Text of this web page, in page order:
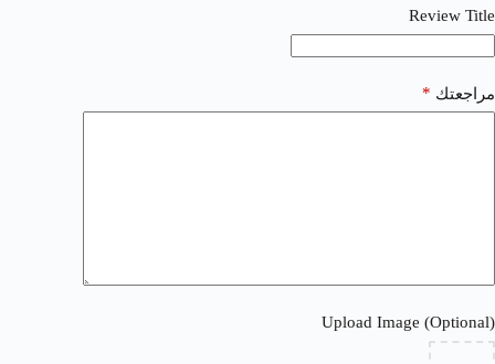
Review Title
مراجعتك *
Upload Image (Optional)